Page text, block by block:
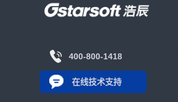
400-800-1418
在线技术支持